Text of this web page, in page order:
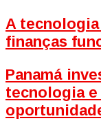
A
finanças
Panamá
tecnologia